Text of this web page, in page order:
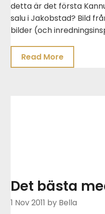
detta är det första
salu i Jakobstad? Bild
bilder (och
Read More
Det bästa
1 Nov 2011 by Bella